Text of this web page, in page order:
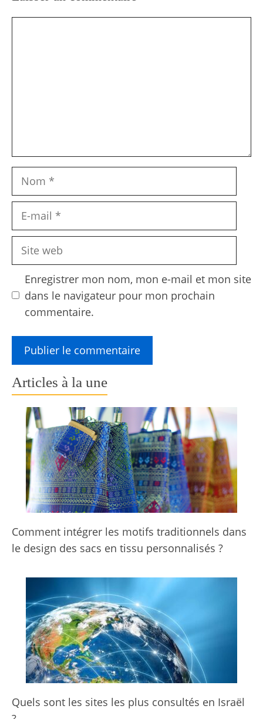
Nom
Site
Enregistrer mon nom, mon e-mail et mon site
dans le navigateur pour mon prochain
commentaire.
Articles à la une
Comment intégrer les motifs traditionnels dans
le design des sacs en tissu personnalisés ?
Quels sont les sites les plus consultés en Israël